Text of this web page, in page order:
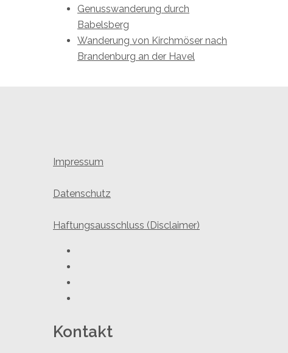
Genusswanderung durch
Babelsberg
Wanderung von Kirchmöser nach
Brandenburg an der Havel
Impressum
Datenschutz
Haftungsausschluss (Disclaimer)
Kontakt